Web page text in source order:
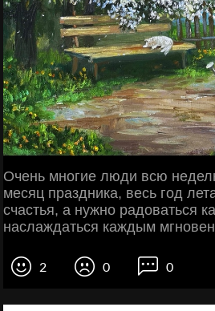
Очень многие люди всю
месяц праздника, весь год
счастья, а нужно радоваться
наслаждаться каждым
2 0 0